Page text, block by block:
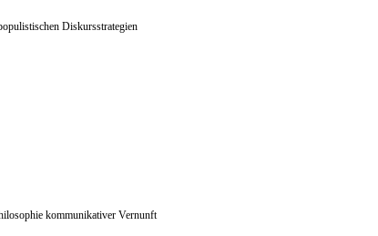
Diskursstrategien
kommunikativer Vernunft